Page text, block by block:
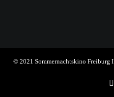
© 2021 Sommernachtskino Freiburg I